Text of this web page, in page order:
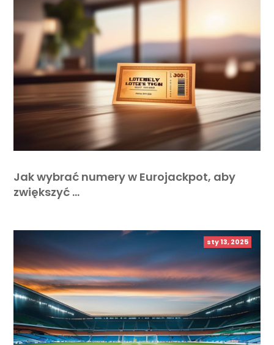
Jak wybrać numery w Eurojackpot, aby
zwiększyć …
sty 13, 2025